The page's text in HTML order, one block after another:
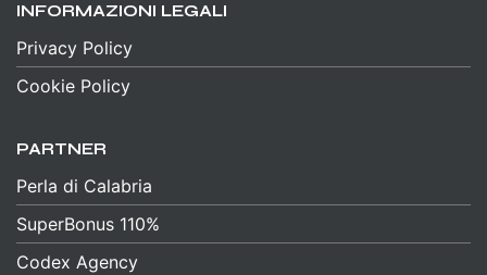
INFORMAZIONI LEGALI
Privacy Policy
Cookie Policy
PARTNER
Perla di Calabria
SuperBonus 110%
Codex Agency